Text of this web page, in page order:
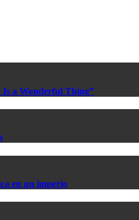
Is a Wonderful Thing”
en un imperio